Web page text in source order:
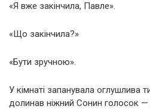
«Я вже закінчила, Павле».
«Що закінчила?»
«Бути зручною».
У кімнаті запанувала оглушлива
долинав ніжний Сонин голосок